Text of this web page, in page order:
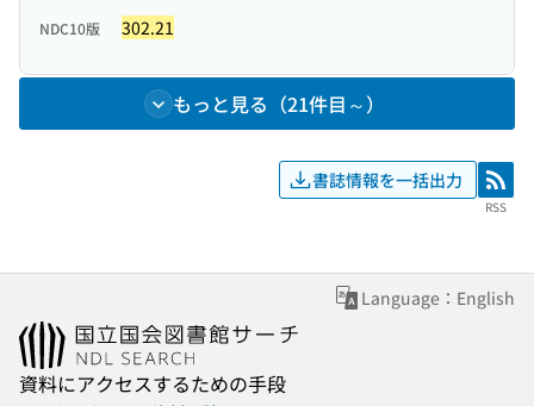
NDC10版 302.21
もっと見る（21件目～）
書誌情報を一括出力 RSS
RSS
Language：English
資料にアクセスするための手段